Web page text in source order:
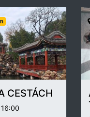
CESTÁCH